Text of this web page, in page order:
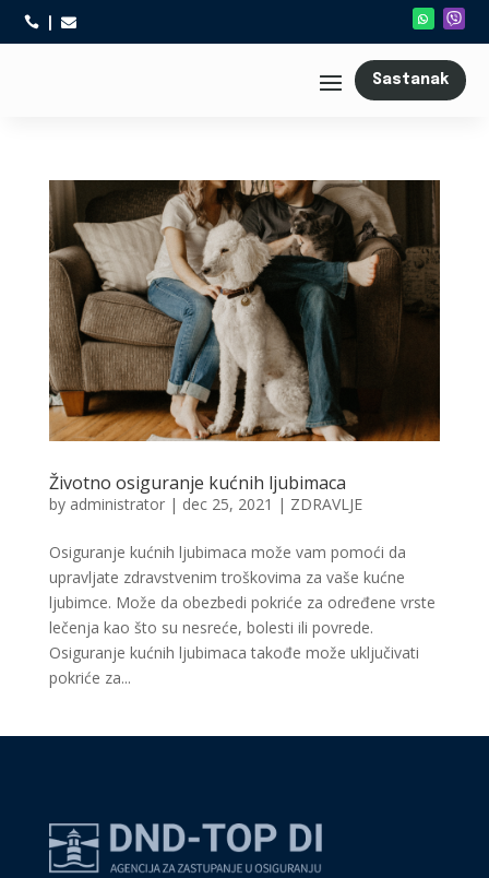
 
Sastanak
Životno osiguranje kućnih ljubimaca
by administrator| dec 25, 2021 | ZDRAVLJE
Osiguranje kućnih ljubimaca može vam pomoći da
upravljate zdravstvenim troškovima za vaše kućne
ljubimce. Može da obezbedi pokriće za određene vrste
lečenja kao što su nesreće, bolesti ili povrede.
Osiguranje kućnih ljubimaca takođe može uključivati
pokriće za...